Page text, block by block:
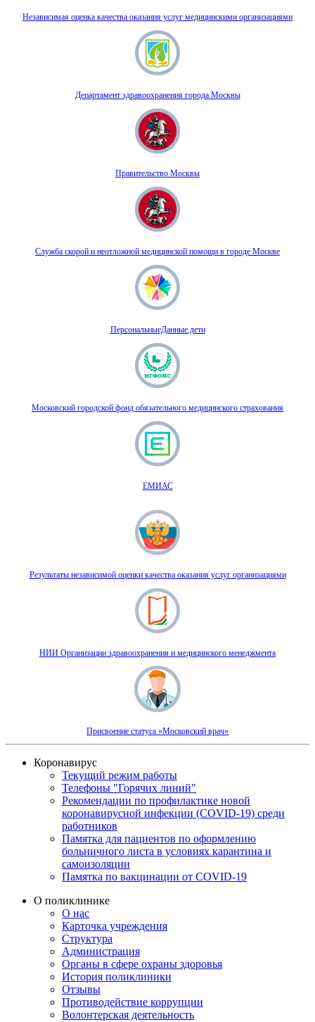
Независимая оценка качества оказания услуг медицинскими организациями
Департамент здравоохранения города Москвы
Правительство Москвы
Служба скорой и неотложной медицинской помощи в городе Москве
ПерсональныеДанные.дети
Московский городской фонд обязательного медицинского страхования
ЕМИАС
Результаты независимой оценки качества оказания услуг организациями
НИИ Организации здравоохранения и медицинского менеджмента
Присвоение статуса «Московский врач»
Коронавирус
Текущий режим работы
Телефоны "Горячих линий"
Рекомендации по профилактике новой
коронавирусной инфекции (COVID-19) среди
работников
Памятка для пациентов по оформлению
больничного листа в условиях карантина и
самоизоляции
Памятка по вакцинации от COVID-19
О поликлинике
О нас
Карточка учреждения
Структура
Администрация
Органы в сфере охраны здоровья
История поликлиники
Отзывы
Противодействие коррупции
Волонтерская деятельность